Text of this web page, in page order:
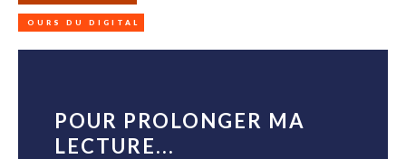
OURS DU DIGITAL
POUR PROLONGER MA
LECTURE...